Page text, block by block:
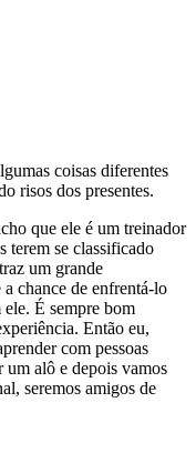
coisas diferentes
risos dos presentes.
que ele é um treinador
terem se classificado
um grande
chance de enfrentá-lo
É sempre bom
Então eu,
com pessoas
alô e depois vamos
seremos amigos de